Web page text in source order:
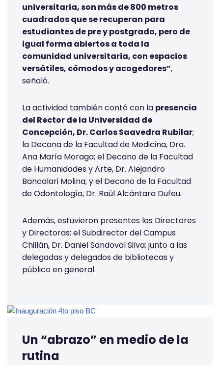
universitaria, son más de 800 metros
cuadrados que se recuperan para
estudiantes de pre y postgrado, pero de
igual forma abiertos a toda la
comunidad universitaria, con espacios
versátiles, cómodos y acogedores”,
señaló.
La actividad también contó con la presencia
del Rector de la Universidad de
Concepción, Dr. Carlos Saavedra Rubilar;
la Decana de la Facultad de Medicina, Dra.
Ana María Moraga; el Decano de la Facultad
de Humanidades y Arte, Dr. Alejandro
Bancalari Molina; y el Decano de la Facultad
de Odontología, Dr. Raúl Alcántara Dufeu.
Además, estuvieron presentes los Directores
y Directoras; el Subdirector del Campus
Chillán, Dr. Daniel Sandoval Silva; junto a las
delegadas y delegados de bibliotecas y
público en general.
Un “abrazo” en medio de la
rutina